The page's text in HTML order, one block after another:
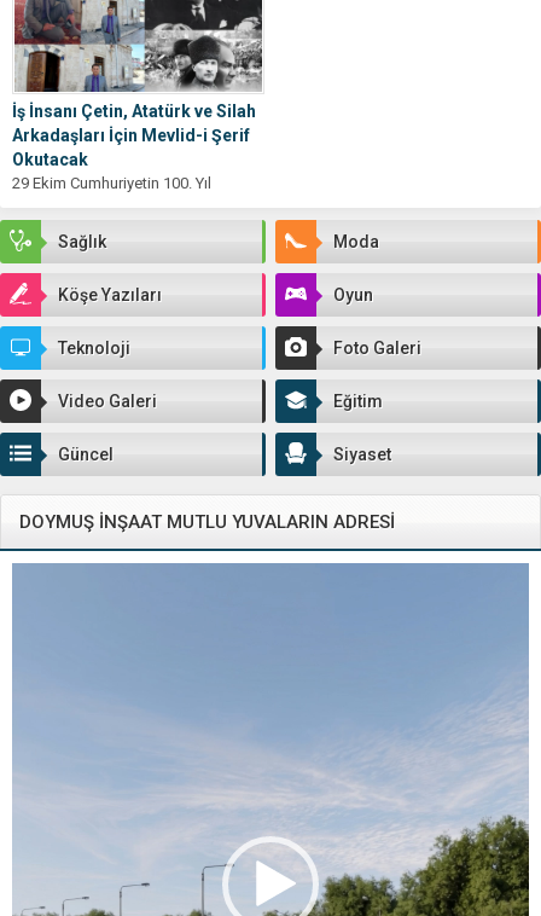
ve Akdeniz...
İş İnsanı Çetin, Atatürk ve Silah
Arkadaşları İçin Mevlid-i Şerif
Okutacak
29 Ekim Cumhuriyetin 100. Yıl
kapsamında ülke genelinde olduğu
gibi Sivas’ta da bir dizi programlar...
Sağlık Moda
Köşe Yazıları Oyun
Teknoloji Foto Galeri
Video Galeri Eğitim
Güncel Siyaset
DOYMUŞ İNŞAAT MUTLU YUVALARIN ADRESİ